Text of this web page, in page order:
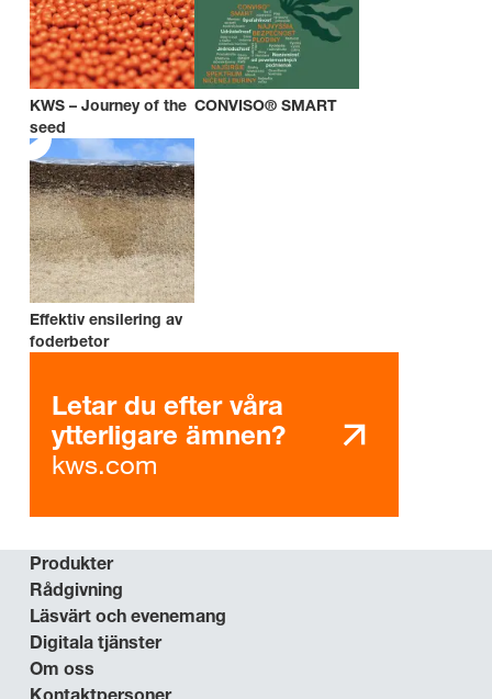
KWS – Journey of the
seed
CONVISO® SMART
Effektiv ensilering av
foderbetor
Letar du efter våra
ytterligare ämnen?
kws.com
Produkter
Rådgivning
Läsvärt och evenemang
Digitala tjänster
Om oss
Kontaktpersoner